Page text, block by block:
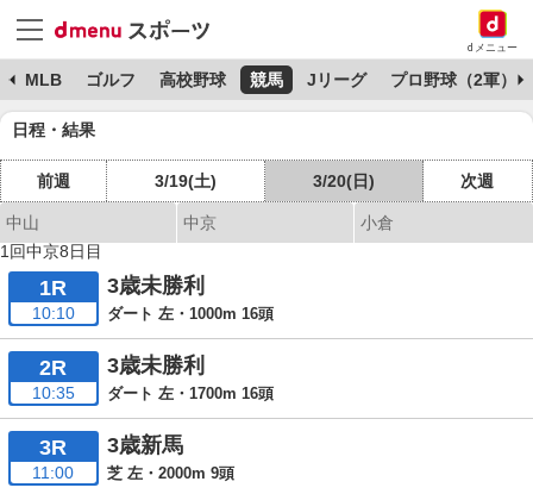
dメニュー
MLB ゴルフ 高校野球 競馬 Jリーグ プロ野球（2軍）
日程・結果
前週 3/19(土) 3/20(日) 次週
中山 中京
小倉
1回中京8日目
1R
10:10
3歳未勝利
ダート 左・1000m 16頭
2R
10:35
3歳未勝利
ダート 左・1700m 16頭
3R
11:00
3歳新馬
芝 左・2000m 9頭